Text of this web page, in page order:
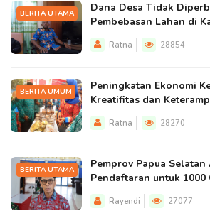
BERITA UTAMA
Dana Desa Tidak
Pembebasan Lahan di
Ratna 28854
BERITA UMUM
Peningkatan Ekonomi
Kreatifitas dan
Ratna 28270
BERITA UTAMA
Pemprov Papua Selatan
Pendaftaran untuk 1000
Rayendi 27077